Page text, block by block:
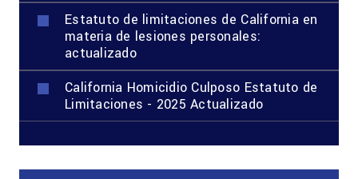
Estatuto de limitaciones de California en
materia de lesiones personales:
actualizado
California Homicidio Culposo Estatuto de
Limitaciones - 2025 Actualizado